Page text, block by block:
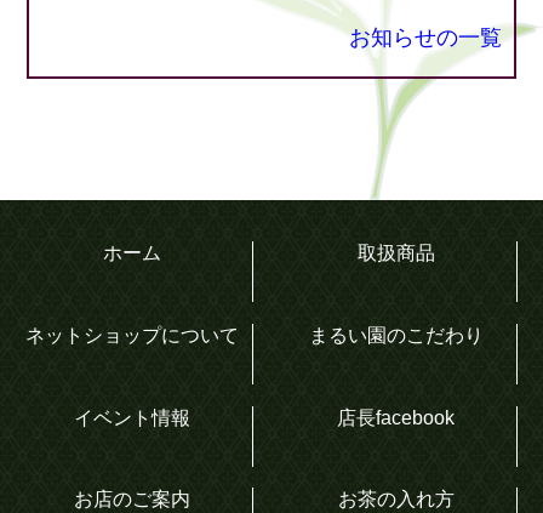
お知らせの一覧
ホーム 取扱商品
ネットショップについて まるい園のこだわり
イベント情報 店長facebook
お店のご案内 お茶の入れ方